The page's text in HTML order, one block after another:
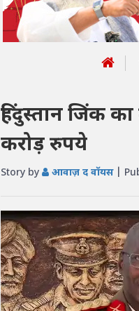
हिंदुस्तान जिंक
करोड़ रुपये
Story by आवाज़ द वॉयस |